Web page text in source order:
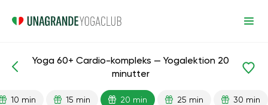
Færdiglavede lektioner Alder
Yoga 60+ Cardio-kompleks — Yogalektion 20
minutter
10 min 15 min 20 min 25 min 30 min